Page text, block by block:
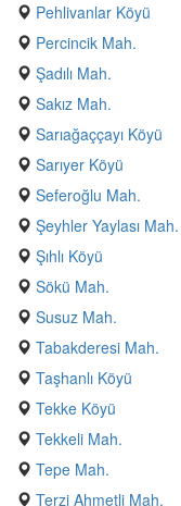
Pehlivanlar Köyü
Percincik Mah.
Şadılı Mah.
Sakız Mah.
Sarıağaççayı Köyü
Sarıyer Köyü
Seferoğlu Mah.
Şeyhler Yaylası Mah.
Şıhlı Köyü
Sökü Mah.
Susuz Mah.
Tabakderesi Mah.
Taşhanlı Köyü
Tekke Köyü
Tekkeli Mah.
Tepe Mah.
Terzi Ahmetli Mah.